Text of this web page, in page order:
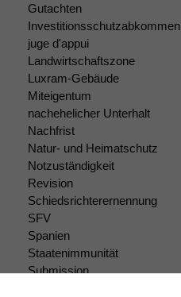
Gutachten
Investitionsschutzabkommen
juge d'appui
Landwirtschaftszone
Luxram-Gebäude
Miteigentum
nachehelicher Unterhalt
Nachfrist
Natur- und Heimatschutz
Notzuständigkeit
Revision
Schiedsrichterernennung
SFV
Spanien
Staatenimmunität
Submission